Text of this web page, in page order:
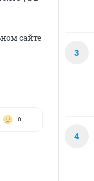
сайте
0
3
4